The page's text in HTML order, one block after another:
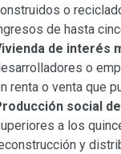
o
de hasta
de interés
o
renta o venta que
social
a los
y